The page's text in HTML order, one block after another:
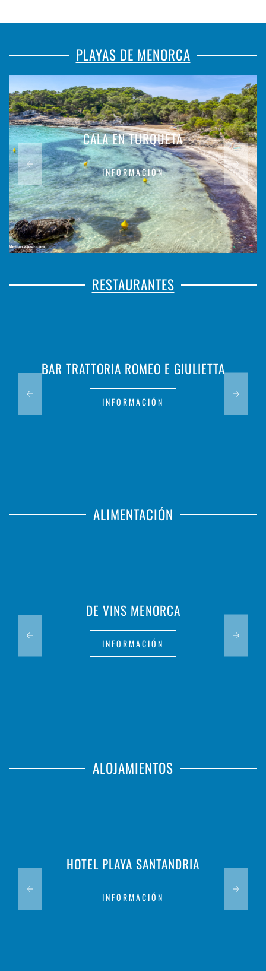
PLAYAS DE MENORCA
CALA EN TURQUETA
INFORMACIÓN
RESTAURANTES
BAR TRATTORIA ROMEO E GIULIETTA
INFORMACIÓN
ALIMENTACIÓN
DE VINS MENORCA
INFORMACIÓN
ALOJAMIENTOS
HOTEL PLAYA SANTANDRIA
INFORMACIÓN